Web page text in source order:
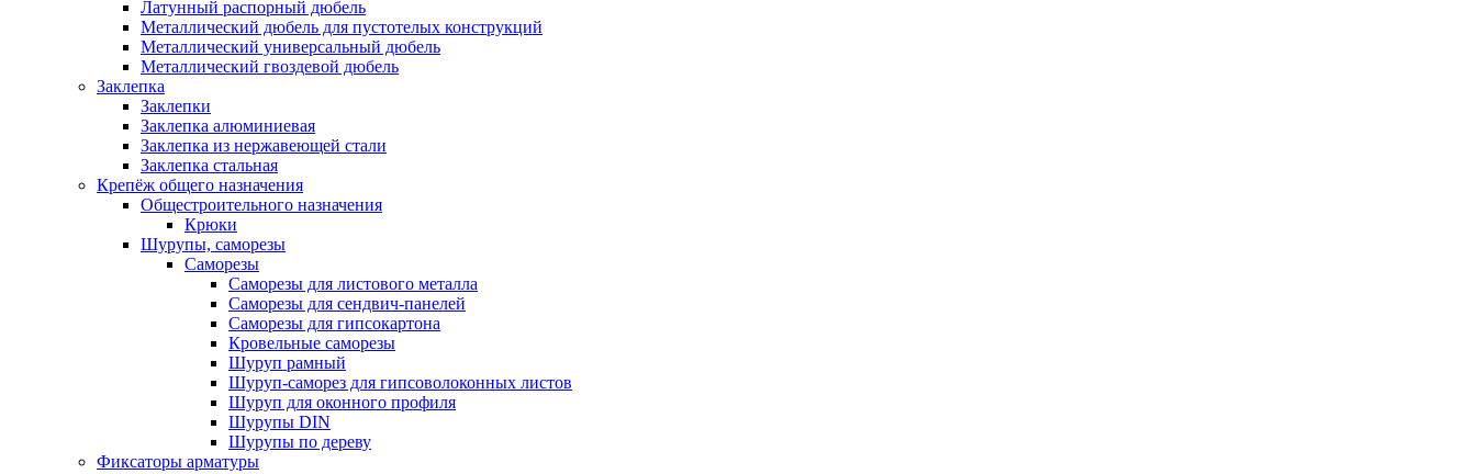
Латунный распорный дюбель
Металлический дюбель для пустотелых конструкций
Металлический универсальный дюбель
Металлический гвоздевой дюбель
Заклепка
Заклепки
Заклепка алюминиевая
Заклепка из нержавеющей стали
Заклепка стальная
Крепёж общего назначения
Общестроительного назначения
Крюки
Шурупы, саморезы
Саморезы
Саморезы для листового металла
Саморезы для сендвич-панелей
Саморезы для гипсокартона
Кровельные саморезы
Шуруп рамный
Шуруп-саморез для гипсоволоконных листов
Шуруп для оконного профиля
Шурупы DIN
Шурупы по дереву
Фиксаторы арматуры